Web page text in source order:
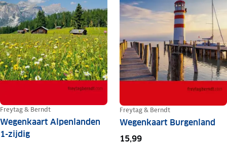
Freytag & Berndt
Wegenkaart Alpenlanden
1-zijdig
Freytag & Berndt
Wegenkaart Burgenland
15,99